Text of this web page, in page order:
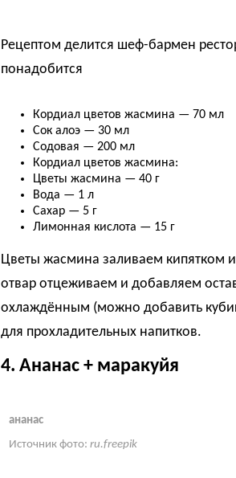
Рецептом делится шеф-бармен
понадобится
Кордиал цветов жасмина — 70 мл
Сок алоэ — 30 мл
Содовая — 200 мл
Кордиал цветов жасмина:
Цветы жасмина — 40 г
Вода — 1 л
Сахар — 5 г
Лимонная кислота — 15 г
Цветы жасмина заливаем кипятком
отвар отцеживаем и добавляем
охлаждённым (можно добавить
для прохладительных напитков.
4. Ананас + маракуйя
ананас
Источник фото: ru.freepik